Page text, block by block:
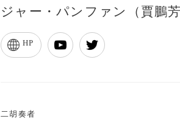
ジャー・パンファン（賈鵬
HP
二胡奏者